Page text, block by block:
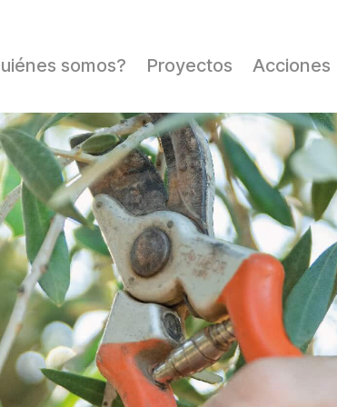
somos?
Visión
y redes
Proyectos Acciones
Desarrollo Rural
Custodia del
territorio
Infancia y
Juventud
Mujer